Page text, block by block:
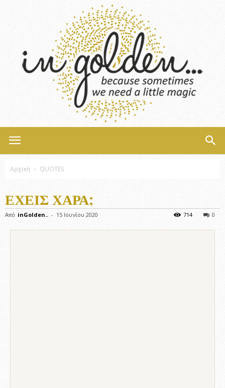
Αρχική QUOTES
ΈΧΕΙΣ ΧΑΡΆ;
Από inGolden.. - 15 Ιουνίου 2020 0
714